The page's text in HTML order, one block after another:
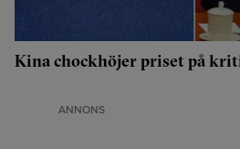
Kina chockhöjer priset på
ANNONS